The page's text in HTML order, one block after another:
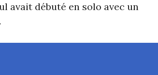
avait débuté en solo avec un